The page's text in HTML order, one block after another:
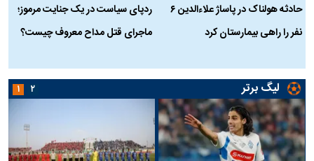
حادثه هولناک در پاساژ علاءالدین ۶
نفر را راهی بیمارستان کرد
ردپای سیاست در یک جنایت مرموز؛
ماجرای قتل مداح معروف چیست؟
لیگ برتر ۱ ۲